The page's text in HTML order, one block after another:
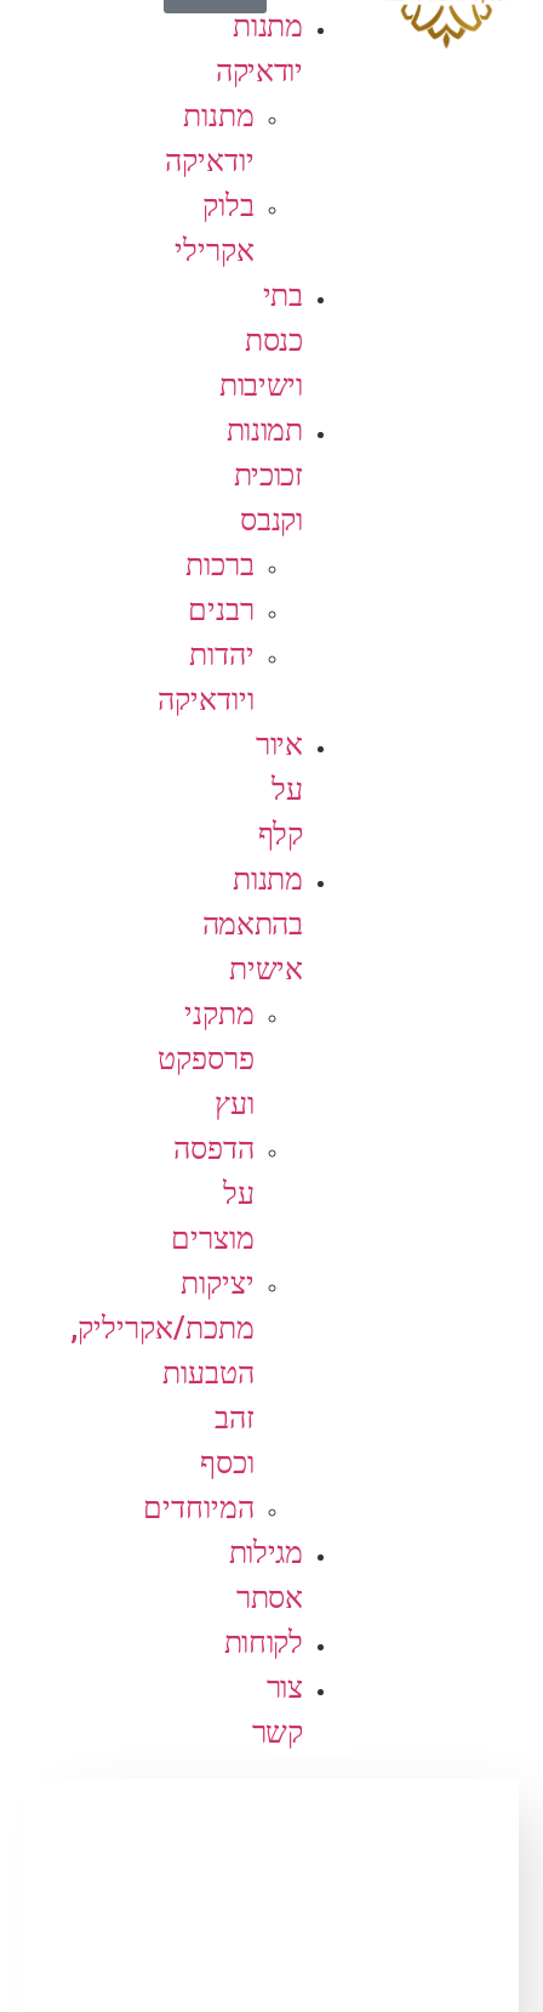
מתנות
יודאיקה
מתנות
יודאיקה
בלוק
אקרילי
בתי
כנסת
וישיבות
תמונות
זכוכית
וקנבס
ברכות
רבנים
יהדות
ויודאיקה
איור
על
קלף
מתנות
בהתאמה
אישית
מתקני
פרספקט
ועץ
הדפסה
על
מוצרים
יציקות
מתכת/אקריליק,
הטבעות
זהב
וכסף
המיוחדים
מגילות
אסתר
לקוחות
צור
קשר